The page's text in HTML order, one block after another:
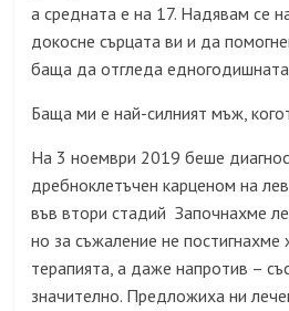
а средната е на 17. Надявам се
докосне сърцата ви и да
баща да отгледа
Баща ми е най-силният мъж,
На 3 ноември 2019 беше
дребноклетъчен карценом на
във втори стадий Започнахме
но за съжаление не постигнахме
терапията, а даже напротив –
значително. Предложиха ни